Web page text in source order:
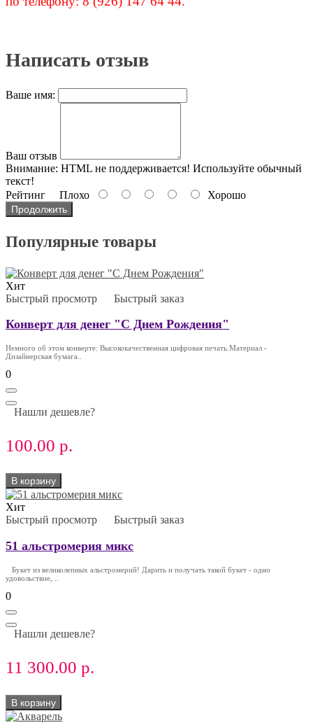
Написать отзыв
Ваше имя:
Ваш отзыв
Внимание: HTML не поддерживается! Используйте обычный
текст!
Рейтинг Плохо Хорошо
Продолжить
Популярные товары
Хит
Быстрый просмотр
Быстрый заказ
Конверт для денег "С Днем Рождения"
Немного об этом конверте: Высококачественная цифровая печать.Материал -
Дизайнерская бумага..
0
Нашли дешевле?
100.00 р.
В корзину
Хит
Быстрый просмотр
Быстрый заказ
51 альстромерия микс
Букет из великолепных альстромерий! Дарить и получать такой букет - одно
удовольствие, ..
0
Нашли дешевле?
11 300.00 р.
В корзину